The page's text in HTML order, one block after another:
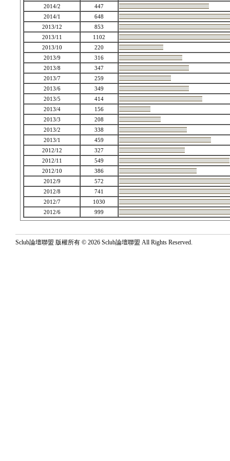
2014/2
447
2014/1
648
2013/12
853
2013/11
1102
2013/10
220
2013/9
316
2013/8
347
2013/7
259
2013/6
349
2013/5
414
2013/4
156
2013/3
208
2013/2
338
2013/1
459
2012/12
327
2012/11
549
2012/10
386
2012/9
572
2012/8
741
2012/7
1030
2012/6
999
Sclub論壇聯盟 版權所有 © 2026 Sclub論壇聯盟 All Rights Reserved.